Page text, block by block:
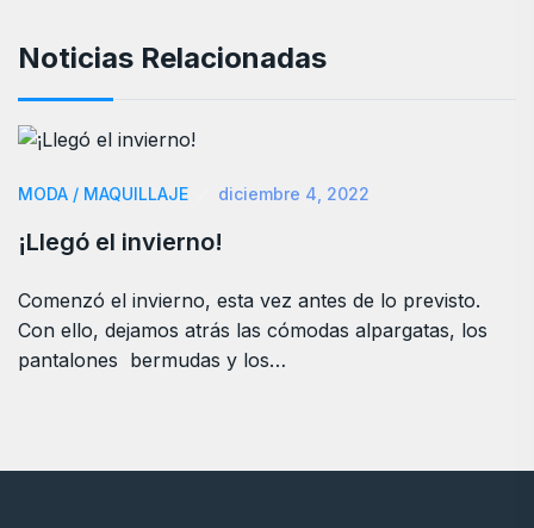
Noticias Relacionadas
MODA / MAQUILLAJE diciembre 4, 2022
¡Llegó el invierno!
Comenzó el invierno, esta vez antes de lo previsto.
Con ello, dejamos atrás las cómodas alpargatas, los
pantalones bermudas y los…